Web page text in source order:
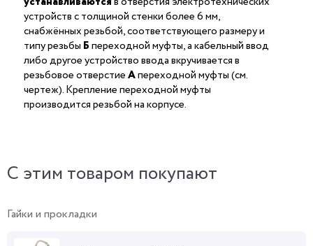
устройств с толщиной стенки более 6 мм,
снабжённых резьбой, соответствующего размеру и
типу резьбы Бпереходной муфты, а кабельный ввод
либо другое устройство ввода вкручивается в
резьбовое отверстиеАпереходной муфты (см.
чертеж). Крепление переходной муфты
производится резьбой на корпусе.
C этим товаром покупают
Гайки и прокладки